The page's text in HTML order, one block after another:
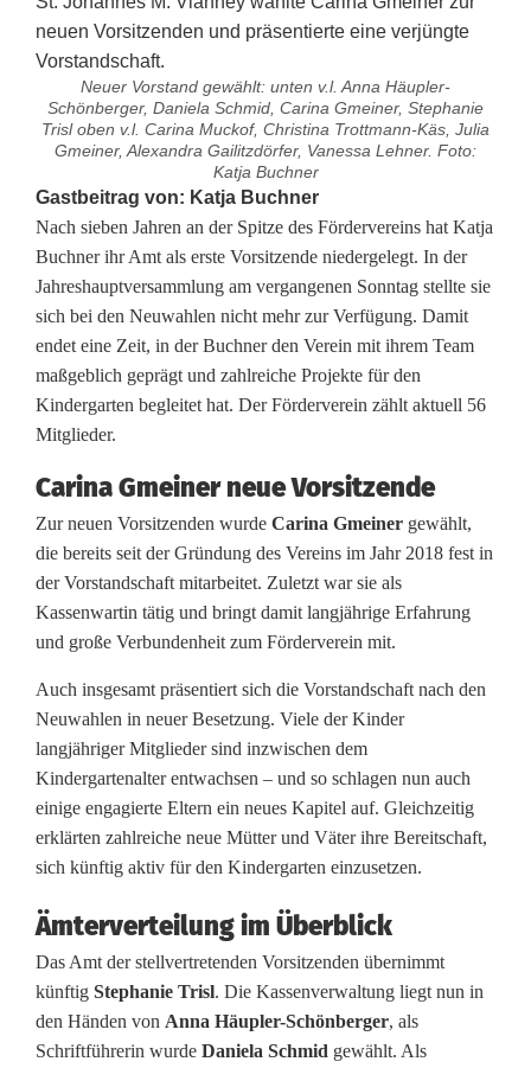
Neuer Vorstand gewählt: unten v.l. Anna Häupler-
Schönberger, Daniela Schmid, Carina Gmeiner, Stephanie
Trisl oben v.l. Carina Muckof, Christina Trottmann-Käs, Julia
Gmeiner, Alexandra Gailitzdörfer, Vanessa Lehner. Foto:
Katja Buchner
F
ö
r
d
e
r
v
e
r
e
i
n
d
e
s
K
i
n
d
e
Gastbeitrag von: Katja Buchner
Nach sieben Jahren an der Spitze des Fördervereins hat Katja
Buchner ihr Amt als erste Vorsitzende niedergelegt. In der
Jahreshauptversammlung am vergangenen Sonntag stellte sie
sich bei den Neuwahlen nicht mehr zur Verfügung. Damit
endet eine Zeit, in der Buchner den Verein mit ihrem Team
maßgeblich geprägt und zahlreiche Projekte für den
Kindergarten begleitet hat. Der Förderverein zählt aktuell 56
Mitglieder.
Carina Gmeiner neue Vorsitzende
Zur neuen Vorsitzenden wurde Carina Gmeiner gewählt,
die bereits seit der Gründung des Vereins im Jahr 2018 fest in
der Vorstandschaft mitarbeitet. Zuletzt war sie als
Kassenwartin tätig und bringt damit langjährige Erfahrung
und große Verbundenheit zum Förderverein mit.
Auch insgesamt präsentiert sich die Vorstandschaft nach den
Neuwahlen in neuer Besetzung. Viele der Kinder
langjähriger Mitglieder sind inzwischen dem
Kindergartenalter entwachsen – und so schlagen nun auch
einige engagierte Eltern ein neues Kapitel auf. Gleichzeitig
erklärten zahlreiche neue Mütter und Väter ihre Bereitschaft,
sich künftig aktiv für den Kindergarten einzusetzen.
Ämterverteilung im Überblick
Das Amt der stellvertretenden Vorsitzenden übernimmt
künftig Stephanie Trisl. Die Kassenverwaltung liegt nun in
den Händen von Anna Häupler-Schönberger, als
Schriftführerin wurde Daniela Schmid gewählt. Als